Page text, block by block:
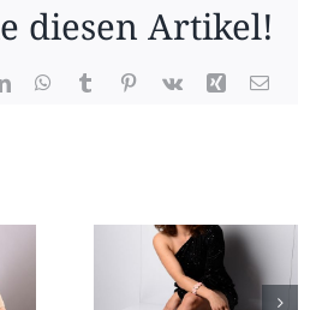
diesen Artikel!
LinkedInWhatsApp
TumblrPinterest
Vk Xing E-